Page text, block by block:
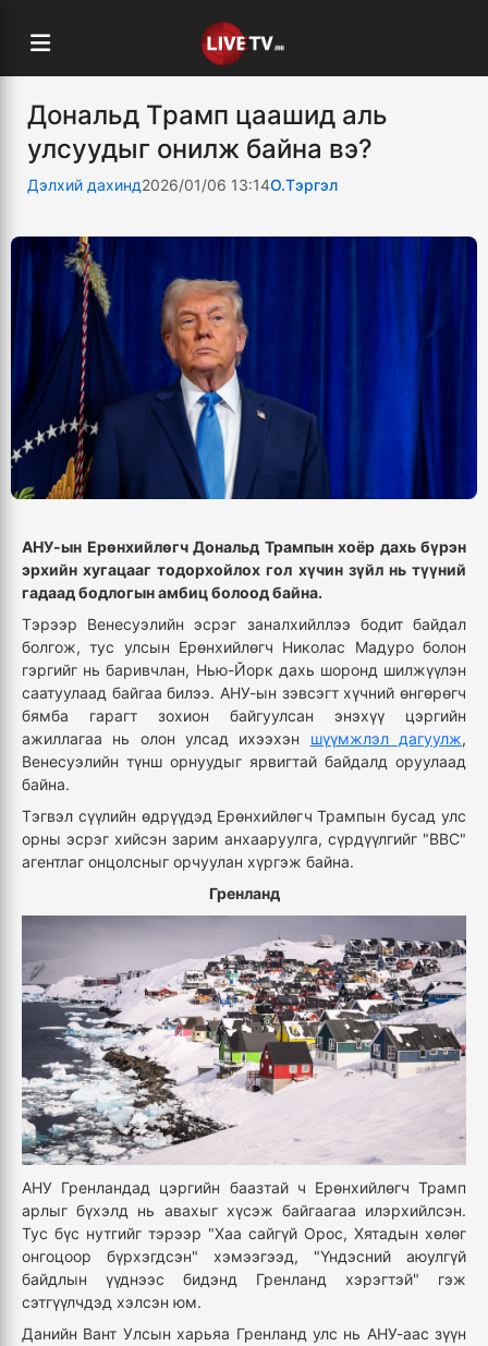
Дональд Трамп цаашид аль
улсуудыг онилж байна вэ?
Дэлхий дахинд2026/01/06 13:14О.Тэргэл
АНУ-ын Ерөнхийлөгч Дональд Трампын хоёр дахь бүрэн
эрхийн хугацааг тодорхойлох гол хүчин зүйл нь түүний
гадаад бодлогын амбиц болоод байна.
Тэрээр Венесуэлийн эсрэг заналхийллээ бодит байдал
болгож, тус улсын Ерөнхийлөгч Николас Мадуро болон
гэргийг нь баривчлан, Нью-Йорк дахь шоронд шилжүүлэн
саатуулаад байгаа билээ. АНУ-ын зэвсэгт хүчний өнгөрөгч
бямба гарагт зохион байгуулсан энэхүү цэргийн
ажиллагаа нь олон улсад ихээхэн шүүмжлэл дагуулж,
Венесуэлийн түнш орнуудыг ярвигтай байдалд оруулаад
байна.
Тэгвэл сүүлийн өдрүүдэд Ерөнхийлөгч Трампын бусад улс
орны эсрэг хийсэн зарим анхааруулга, сүрдүүлгийг "BBC"
агентлаг онцолсныг орчуулан хүргэж байна.
Гренланд
АНУ Гренландад цэргийн баазтай ч Ерөнхийлөгч Трамп
арлыг бүхэлд нь авахыг хүсэж байгаагаа илэрхийлсэн.
Тус бүс нутгийг тэрээр "Хаа сайгүй Орос, Хятадын хөлөг
онгоцоор бүрхэгдсэн" хэмээгээд, "Үндэсний аюулгүй
байдлын үүднээс бидэнд Гренланд хэрэгтэй" гэж
сэтгүүлчдэд хэлсэн юм.
Данийн Вант Улсын харьяа Гренланд улс нь АНУ-аас зүүн